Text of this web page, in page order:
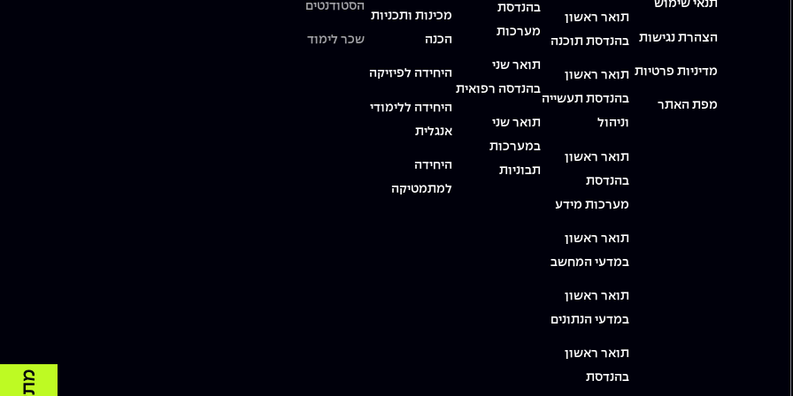
תנאי שימוש
הצהרת נגישות
מדיניות פרטיות
מפת האתר
תואר ראשון
בהנדסת תוכנה
תואר ראשון
בהנדסת תעשייה
וניהול
תואר ראשון
בהנדסת
מערכות מידע
תואר ראשון
במדעי המחשב
תואר ראשון
במדעי הנתונים
תואר ראשון
בהנדסת
בהנדסת
מערכות
תואר שני
בהנדסה רפואית
תואר שני
במערכות
תבוניות
מכינות ותכניות
הכנה
היחידה לפיזיקה
היחידה ללימודי
אנגלית
היחידה
למתמטיקה
הסטודנטים
שכר לימוד